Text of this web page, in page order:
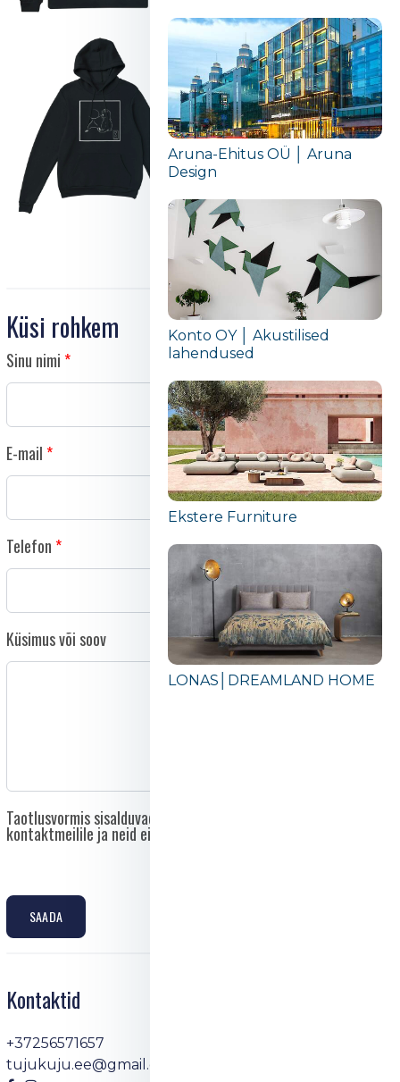
Küsi rohkem
Sinu nimi
E-mail
Telefon
Küsimus või soov
Taotlusvormis sisalduvad andmed saadetakse otse asutuse
kontaktmeilile ja neid ei edastata kolmandatele isikutele.
SAADA
Kontaktid
+37256571657
tujukuju.ee@gmail.com
Aruna-Ehitus OÜ │ Aruna
Design
Konto OY │ Akustilised
lahendused
Ekstere Furniture
LONAS│DREAMLAND HOME